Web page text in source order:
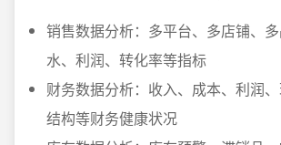
销售数据分析：多平台、多店铺、
水、利润、转化率等指标
财务数据分析：收入、成本、利润
结构等财务健康状况